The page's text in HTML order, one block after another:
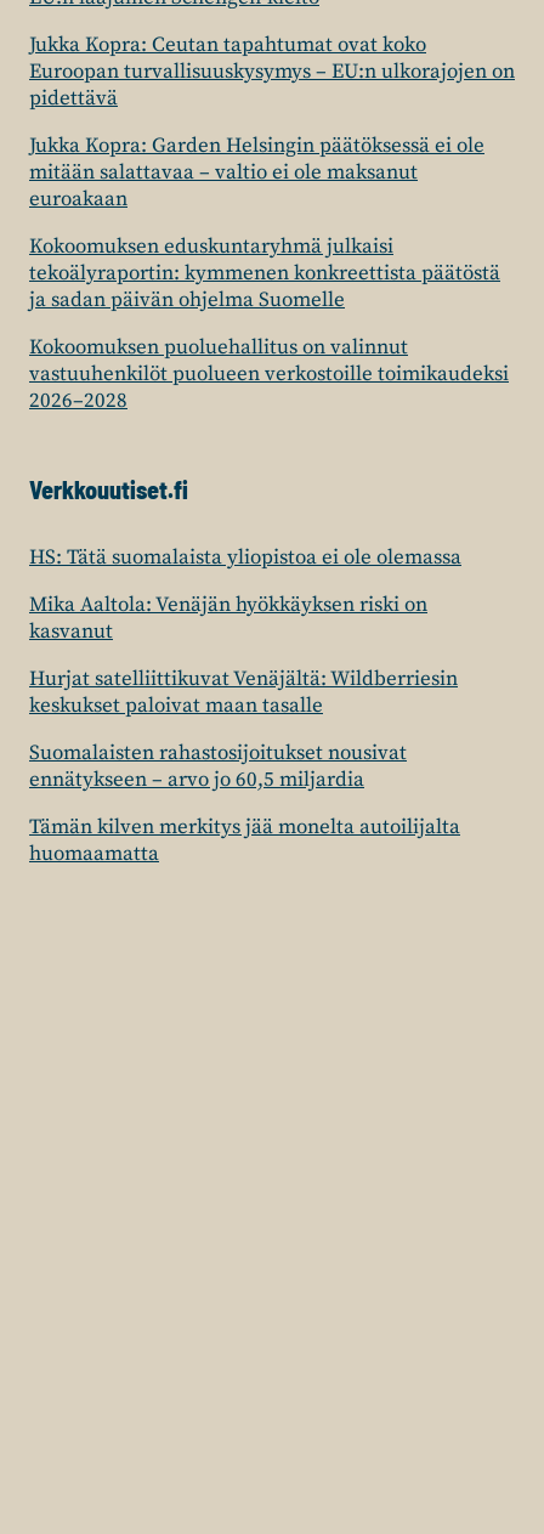
Jukka Kopra: Ceutan tapahtumat ovat koko
Euroopan turvallisuuskysymys – EU:n ulkorajojen on
pidettävä
Jukka Kopra: Garden Helsingin päätöksessä ei ole
mitään salattavaa – valtio ei ole maksanut
euroakaan
Kokoomuksen eduskuntaryhmä julkaisi
tekoälyraportin: kymmenen konkreettista päätöstä
ja sadan päivän ohjelma Suomelle
Kokoomuksen puoluehallitus on valinnut
vastuuhenkilöt puolueen verkostoille toimikaudeksi
2026–2028
Verkkouutiset.fi
HS: Tätä suomalaista yliopistoa ei ole olemassa
Mika Aaltola: Venäjän hyökkäyksen riski on
kasvanut
Hurjat satelliittikuvat Venäjältä: Wildberriesin
keskukset paloivat maan tasalle
Suomalaisten rahastosijoitukset nousivat
ennätykseen – arvo jo 60,5 miljardia
Tämän kilven merkitys jää monelta autoilijalta
huomaamatta